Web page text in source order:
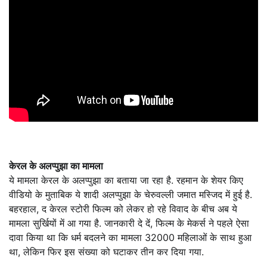
केरल के अलप्पुझा का मामला
ये मामला केरल के अलप्पुझा का बताया जा रहा है. रहमान के शेयर किए
वीडियो के मुताबिक ये शादी अलप्पुझा के चेरुवल्ली जमात मस्जिद में हुई है.
बहरहाल, द केरल स्टोरी फिल्म को लेकर हो रहे विवाद के बीच अब ये
मामला सुर्खियों में आ गया है. जानकारी दे दें, फिल्म के मेकर्स ने पहले ऐसा
दावा किया था कि धर्म बदलने का मामला 32000 महिलाओं के साथ हुआ
था, लेकिन फिर इस संख्या को घटाकर तीन कर दिया गया.